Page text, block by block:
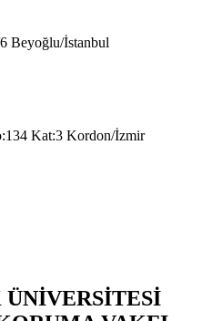
Beyoğlu/İstanbul
Kat:3 Kordon/İzmir